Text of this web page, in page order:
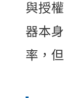
與授
器本
率，